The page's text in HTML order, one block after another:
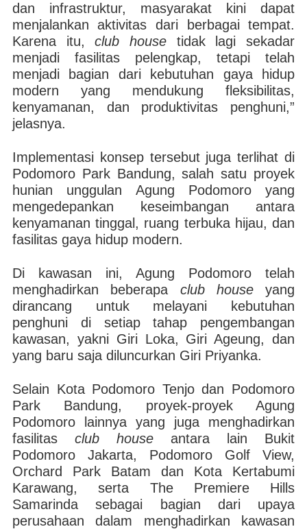
dan infrastruktur, masyarakat kini dapat
menjalankan aktivitas dari berbagai tempat.
Karena itu,club house tidak lagi sekadar
menjadi fasilitas pelengkap, tetapi telah
menjadi bagian dari kebutuhan gaya hidup
modern yang mendukung fleksibilitas,
kenyamanan, dan produktivitas penghuni,”
jelasnya.
Implementasi konsep tersebut juga terlihat di
Podomoro Park Bandung, salah satu proyek
hunian unggulan Agung Podomoro yang
mengedepankan keseimbangan antara
kenyamanan tinggal, ruang terbuka hijau, dan
fasilitas gaya hidup modern.
Di kawasan ini, Agung Podomoro telah
menghadirkan beberapa club houseyang
dirancang untuk melayani kebutuhan
penghuni di setiap tahap pengembangan
kawasan, yakni Giri Loka, Giri Ageung, dan
yang baru saja diluncurkan Giri Priyanka.
Selain Kota Podomoro Tenjo dan Podomoro
Park Bandung, proyek-proyek Agung
Podomoro lainnya yang juga menghadirkan
fasilitas club houseantara lain Bukit
Podomoro Jakarta, Podomoro Golf View,
Orchard Park Batam dan Kota Kertabumi
Karawang, serta The Premiere Hills
Samarinda sebagai bagian dari upaya
perusahaan dalam menghadirkan kawasan